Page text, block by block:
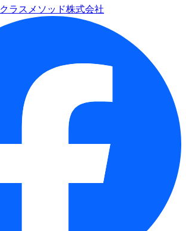
クラスメソッド株式会社